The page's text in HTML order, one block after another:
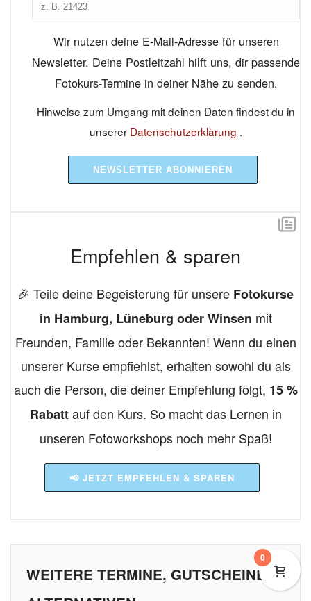
Wir nutzen deine E-Mail-Adresse für unseren
Newsletter. Deine Postleitzahl hilft uns, dir passende
Fotokurs-Termine in deiner Nähe zu senden.
Hinweise zum Umgang mit deinen Daten findest du in
unserer Datenschutzerklärung .
NEWSLETTER ABONNIEREN
Empfehlen & sparen
🎉 Teile deine Begeisterung für unsere Fotokurse
in Hamburg, Lüneburg oder Winsen mit
Freunden, Familie oder Bekannten! Wenn du einen
unserer Kurse empfiehlst, erhalten sowohl du als
auch die Person, die deiner Empfehlung folgt, 15 %
Rabattauf den Kurs. So macht das Lernen in
unseren Fotoworkshops noch mehr Spaß!
📢 JETZT EMPFEHLEN & SPAREN
WEITERE TERMINE, GUTSCHEINE &
0